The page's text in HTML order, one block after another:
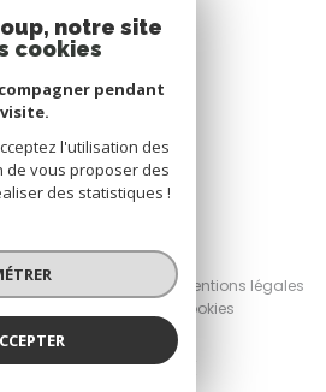
| Tous droits réservés
Nos partenaires
Mentions légales
Cookies
notre site
cookies
pendant
l'utilisation des
de vous proposer des
des statistiques !